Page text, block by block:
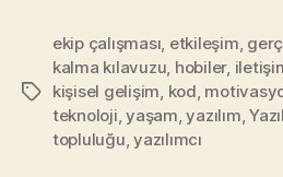
Etiketler
ekip çalışması, etkileşim,
kalma kılavuzu, hobiler,
kişisel gelişim, kod,
teknoloji,yaşam,yazılım,
topluluğu,yazılımcı